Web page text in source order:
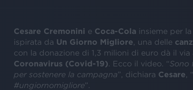
Cesare Cremonini e Coca-Cola insieme per la
ispirata da Un Giorno Migliore , una delle
con la donazione di 1,3 milioni di euro dà il
Coronavirus (Covid-19) . Ecco il video. “Sono
per sostenere la campagna”, dichiara Cesare , “
#ungiornomigliore”.